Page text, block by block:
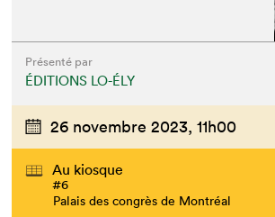
Que
Présenté par
ÉDITIONS LO-ÉLY
26 novembre 2023, 11h00
Au kiosque
#6
Palais des congrès de Montréal